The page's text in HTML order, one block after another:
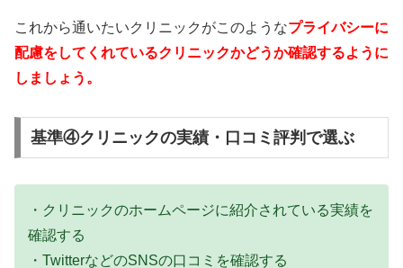
これから通いたいクリニックがこのようなプライバシーに
配慮をしてくれているクリニックかどうか確認するように
しましょう。
基準④クリニックの実績・口コミ評判で選ぶ
・クリニックのホームページに紹介されている実績を
確認する
・TwitterなどのSNSの口コミを確認する